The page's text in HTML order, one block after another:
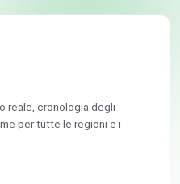
reale, cronologia degli
per tutte le regioni e i